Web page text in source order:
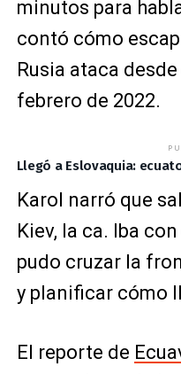
minutos para
contó cómo
Rusia ataca
febrero de 2022.
Llegó a Eslovaquia:
Karol narró que
Kiev, la ca. Iba
pudo cruzar la
y planificar cómo
El reporte de